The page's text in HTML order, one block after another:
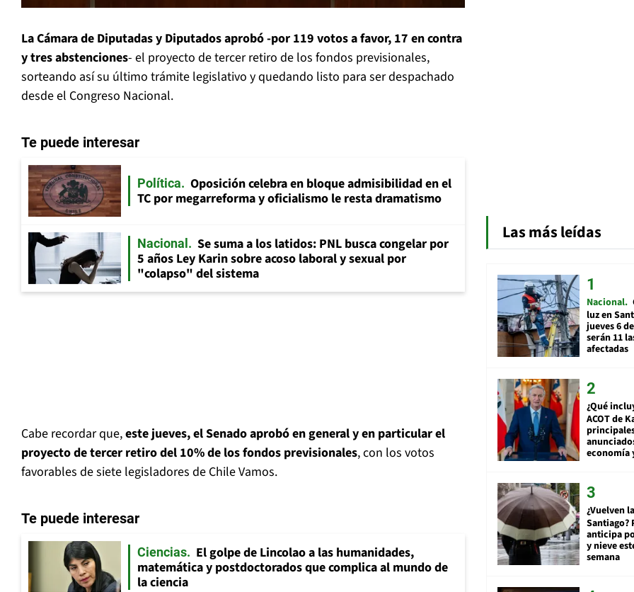
La Cámara de Diputadas y Diputados aprobó -por 119 votos a favor, 17 en contra
y tres abstenciones- el proyecto de tercer retiro de los fondos previsionales,
sorteando así su último trámite legislativo y quedando listo para ser despachado
desde el Congreso Nacional.
Te puede interesar
Política
Oposición celebra en bloque admisibilidad en el
TC por megarreforma y oficialismo le resta dramatismo
Nacional
Se suma a los latidos: PNL busca congelar por
5 años Ley Karin sobre acoso laboral y sexual por
"colapso" del sistema
Cabe recordar que,este jueves, el Senado aprobó en general y en particular el
proyecto de tercer retiro del 10% de los fondos previsionales, con los votos
favorables de siete legisladores de Chile Vamos.
Te puede interesar
Ciencias
El golpe de Lincolao a las humanidades,
matemática y postdoctorados que complica al mundo de
la ciencia
Las más leídas
Nacional
luz en
jueves 6
serán 11
afectadas
¿Qué
ACOT de
economía
¿Vuelven
Santiago?
anticipa
y nieve
semana